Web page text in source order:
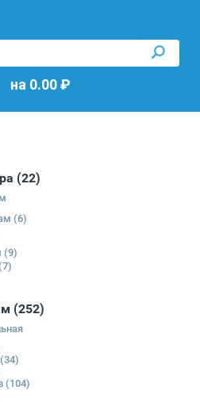
на 0.00₽
(22)
(6)
(9)
(252)
(34)
(104)